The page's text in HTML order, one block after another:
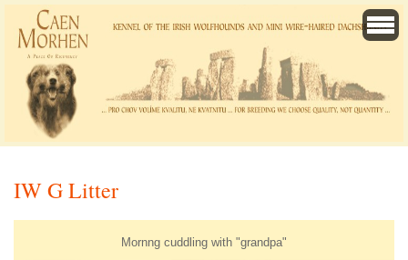
IW G Litter
Mornng cuddling with "grandpa"